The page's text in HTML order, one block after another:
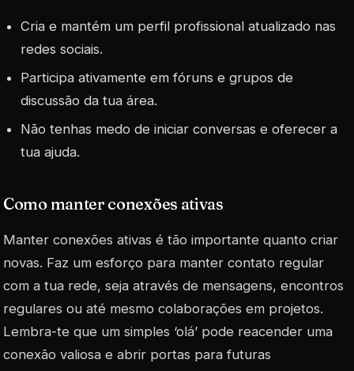
Cria e mantém um perfil profissional atualizado nas
redes sociais.
Participa ativamente em fóruns e grupos de
discussão da tua área.
Não tenhas medo de iniciar conversas e oferecer a
tua ajuda.
Como manter conexões ativas
Manter conexões ativas é tão importante quanto criar
novas. Faz um esforço para manter contato regular
com a tua rede, seja através de mensagens, encontros
regulares ou até mesmo colaborações em projetos.
Lembra-te que um simples ‘olá’ pode reacender uma
conexão valiosa e abrir portas para futuras